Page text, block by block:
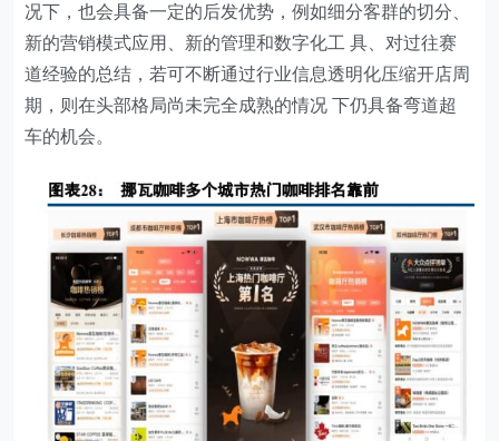
况下，也会具备一定的后发优势，例如细分客群的切分、
新的营销模式应用、新的管理和数字化工 具、对过往赛
道经验的总结，若可不断通过行业信息透明化压缩开店周
期，则在头部格局尚未完全成熟的情况 下仍具备弯道超
车的机会。